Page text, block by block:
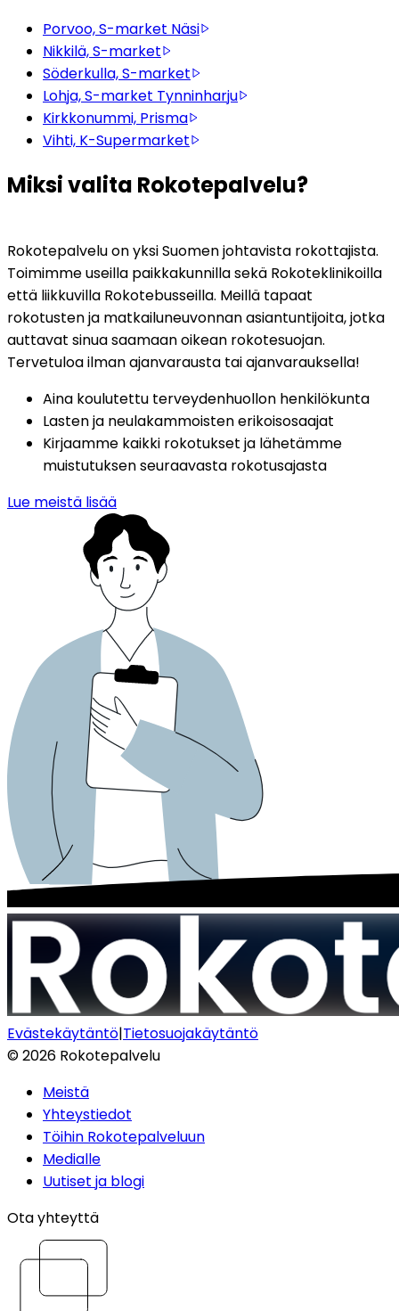
Porvoo, S-market Näsi
Nikkilä, S-market
Söderkulla, S-market
Lohja, S-market Tynninharju
Kirkkonummi, Prisma
Vihti, K-Supermarket
Miksi valita Rokotepalvelu?
Rokotepalvelu on yksi Suomen johtavista rokottajista.
Toimimme useilla paikkakunnilla sekä Rokoteklinikoilla
että liikkuvilla Rokotebusseilla. Meillä tapaat
rokotusten ja matkailuneuvonnan asiantuntijoita, jotka
auttavat sinua saamaan oikean rokotesuojan.
Tervetuloa ilman ajanvarausta tai ajanvarauksella!
Aina koulutettu terveydenhuollon henkilökunta
Lasten ja neulakammoisten erikoisosaajat
Kirjaamme kaikki rokotukset ja lähetämme
muistutuksen seuraavasta rokotusajasta
Lue meistä lisää
Evästekäytäntö|Tietosuojakäytäntö
©2026 Rokotepalvelu
Meistä
Yhteystiedot
Töihin Rokotepalveluun
Medialle
Uutiset ja blogi
Ota yhteyttä